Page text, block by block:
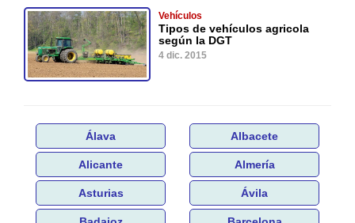
Vehículos
Tipos de vehículos agricola
según la DGT
4 dic. 2015
Álava Albacete
Alicante Almería
Asturias Ávila